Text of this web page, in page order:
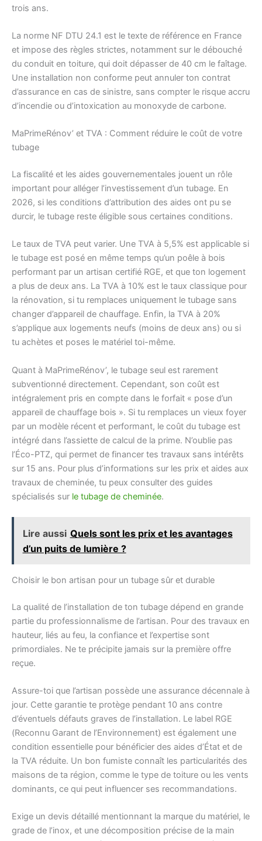
trois ans.
La norme NF DTU 24.1 est le texte de référence en France
et impose des règles strictes, notamment sur le débouché
du conduit en toiture, qui doit dépasser de 40 cm le faîtage.
Une installation non conforme peut annuler ton contrat
d’assurance en cas de sinistre, sans compter le risque accru
d’incendie ou d’intoxication au monoxyde de carbone.
MaPrimeRénov’ et TVA : Comment réduire le coût de votre
tubage
La fiscalité et les aides gouvernementales jouent un rôle
important pour alléger l’investissement d’un tubage. En
2026, si les conditions d’attribution des aides ont pu se
durcir, le tubage reste éligible sous certaines conditions.
Le taux de TVA peut varier. Une TVA à 5,5% est applicable si
le tubage est posé en même temps qu’un poêle à bois
performant par un artisan certifié RGE, et que ton logement
a plus de deux ans. La TVA à 10% est le taux classique pour
la rénovation, si tu remplaces uniquement le tubage sans
changer d’appareil de chauffage. Enfin, la TVA à 20%
s’applique aux logements neufs (moins de deux ans) ou si
tu achètes et poses le matériel toi-même.
Quant à MaPrimeRénov’, le tubage seul est rarement
subventionné directement. Cependant, son coût est
intégralement pris en compte dans le forfait « pose d’un
appareil de chauffage bois ». Si tu remplaces un vieux foyer
par un modèle récent et performant, le coût du tubage est
intégré dans l’assiette de calcul de la prime. N’oublie pas
l’Éco-PTZ, qui permet de financer tes travaux sans intérêts
sur 15 ans. Pour plus d’informations sur les prix et aides aux
travaux de cheminée, tu peux consulter des guides
spécialisés sur le tubage de cheminée.
Lire aussi Quels sont les prix et les avantages
d’un puits de lumière ?
Choisir le bon artisan pour un tubage sûr et durable
La qualité de l’installation de ton tubage dépend en grande
partie du professionnalisme de l’artisan. Pour des travaux en
hauteur, liés au feu, la confiance et l’expertise sont
primordiales. Ne te précipite jamais sur la première offre
reçue.
Assure-toi que l’artisan possède une assurance décennale à
jour. Cette garantie te protège pendant 10 ans contre
d’éventuels défauts graves de l’installation. Le label RGE
(Reconnu Garant de l’Environnement) est également une
condition essentielle pour bénéficier des aides d’État et de
la TVA réduite. Un bon fumiste connaît les particularités des
maisons de ta région, comme le type de toiture ou les vents
dominants, ce qui peut influencer ses recommandations.
Exige un devis détaillé mentionnant la marque du matériel, le
grade de l’inox, et une décomposition précise de la main